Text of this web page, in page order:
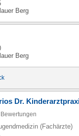
Berg
Berg
Dr.
(Fachärzte)